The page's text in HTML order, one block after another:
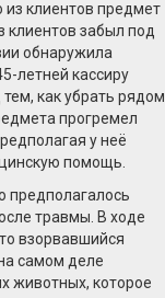
из клиентов предмет
клиентов забыл под
обнаружила
летней кассиру
как убрать рядом
прогремел
у неё
помощь.
предполагалось
травмы. В ходе
взорвавшийся
самом деле
животных, которое